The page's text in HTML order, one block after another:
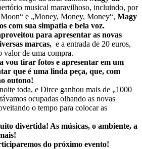
musical maravilhoso, incluindo, por
e „Money, Money, Money“, Magy
com sua simpatia e bela voz.
para apresentar as novas
marcas, e a entrada de 20 euros,
valor de uma compra.
vou tirar fotos e apresentar em um
que é uma linda peça, que, com
outono!
toda, e Dirce ganhou mais de „1000
ocupadas olhando as novas
o tempo para colocar as
divertida! As músicas, o ambiente, a
do próximo evento!